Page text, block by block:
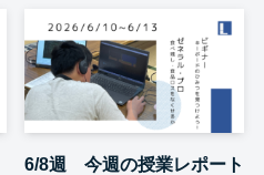
6/8週 今週の授業レポート